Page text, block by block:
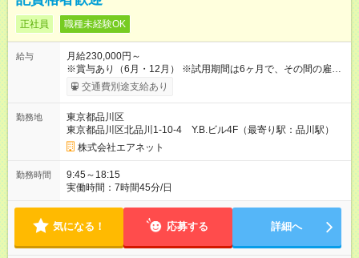
正社員 職種未経験OK
給与
月給230,000円～
※賞与あり（6月・12月） ※試用期間は6ヶ月で、その間の雇用
形態は契約社員です。そのほかの条件に変更はありません。
【試用期間】試用期間あり 試用期間の長さ：6ヶ月 ※ 雇用形態
採用（契約社員） 給与：本採用時と同じです。
交通費別途支給あり
勤務地
東京都品川区
東京都品川区北品川1-10-4 Y.B.ビル4F（最寄り駅：品川駅）
株式会社エアネット
勤務時間
9:45～18:15
実働時間：7時間45分/日
気になる！ 応募する 詳細へ